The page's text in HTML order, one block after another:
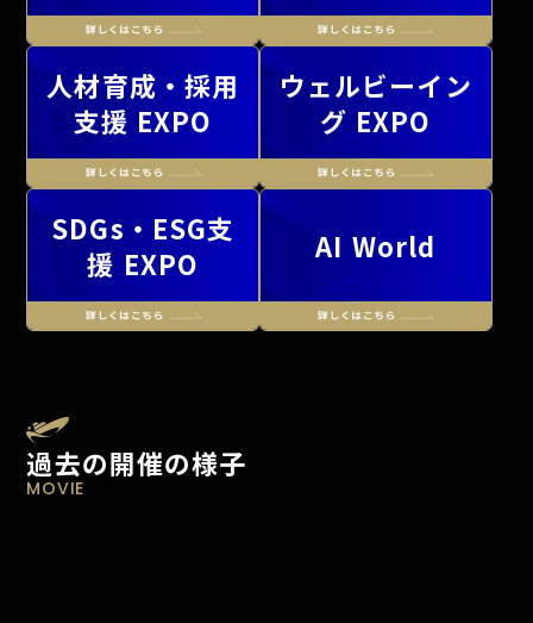
人材育成・採用
支援 EXPO
ウェルビーイン
グ EXPO
SDGs・ESG支
援 EXPO
AI World
過去の開催の様子
MOVIE